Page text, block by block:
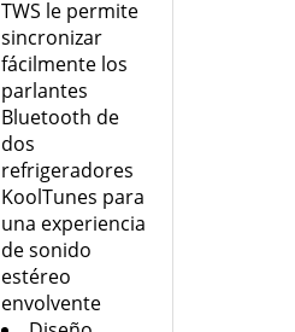
TWS le permite
sincronizar
fácilmente los
parlantes
Bluetooth de
dos
refrigeradores
KoolTunes para
una experiencia
de sonido
estéreo
envolvente